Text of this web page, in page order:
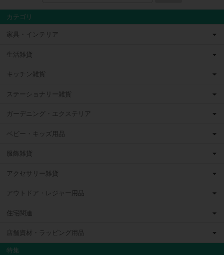
カテゴリ
家具・インテリア
生活雑貨
キッチン雑貨
ステーショナリー雑貨
ガーデニング・エクステリア
ベビー・キッズ用品
服飾雑貨
アクセサリー雑貨
アウトドア・レジャー用品
住宅関連
店舗資材・ラッピング用品
特集